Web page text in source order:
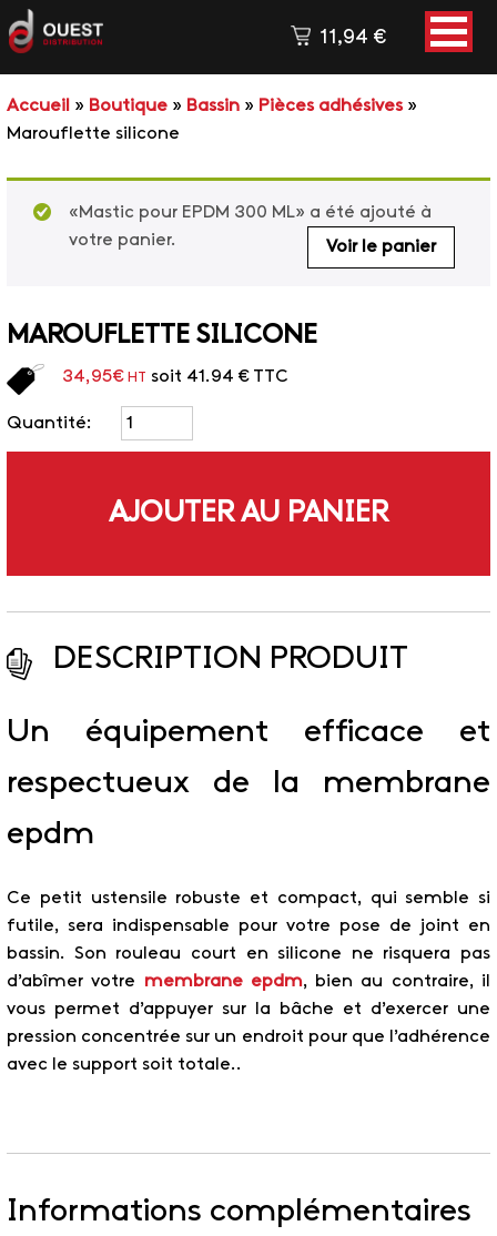
11,94 €
×
Mastic pour EPDM 300 ML
1 X
TOTAL HT 9,95
TOTAL TTC 11,94 €
Accueil » Boutique » Bassin » Pièces adhésives»
Marouflette silicone
«Mastic pour EPDM 300 ML» a été ajouté à
votre panier.
Voir le panier
MAROUFLETTE SILICONE
34,95€ HT soit 41.94 € TTC
Quantité:
AJOUTER AU PANIER
DESCRIPTION PRODUIT
Un équipement efficace et
respectueux de la membrane
epdm
Ce petit ustensile robuste et compact, qui semble si
futile, sera indispensable pour votre pose de joint en
bassin. Son rouleau court en silicone ne risquera pas
d’abîmer votre membrane epdm, bien au contraire, il
vous permet d’appuyer sur la bâche et d’exercer une
pression concentrée sur un endroit pour que l’adhérence
avec le support soit totale..
Informations complémentaires